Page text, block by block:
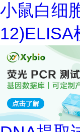
小鼠白细
12)ELISA